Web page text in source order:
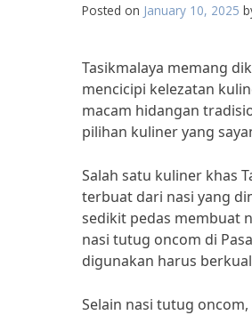
Posted on January 10, 2025
Tasikmalaya memang
mencicipi kelezatan
macam hidangan
pilihan kuliner yang
Salah satu kuliner khas
terbuat dari nasi yang
sedikit pedas membuat
nasi tutug oncom di
digunakan harus
Selain nasi tutug